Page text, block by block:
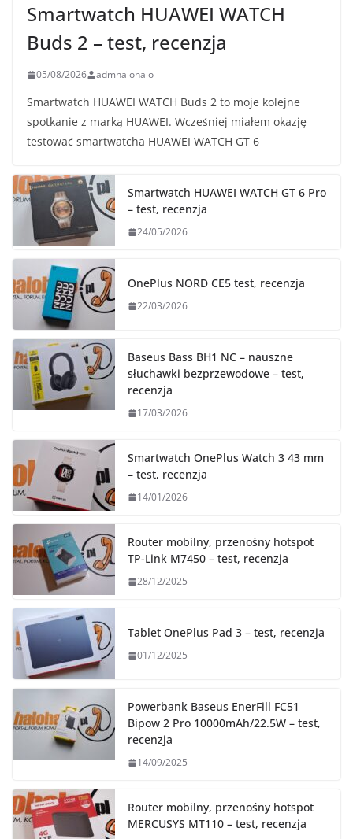
Smartwatch HUAWEI WATCH
Buds 2 – test, recenzja
05/08/2026 admhalohalo
Smartwatch HUAWEI WATCH Buds 2 to moje kolejne
spotkanie z marką HUAWEI. Wcześniej miałem okazję
testować smartwatcha HUAWEI WATCH GT 6
Smartwatch HUAWEI WATCH GT 6 Pro
– test, recenzja
24/05/2026
OnePlus NORD CE5 test, recenzja
22/03/2026
Baseus Bass BH1 NC – nauszne
słuchawki bezprzewodowe – test,
recenzja
17/03/2026
Smartwatch OnePlus Watch 3 43 mm
– test, recenzja
14/01/2026
Router mobilny, przenośny hotspot
TP-Link M7450 – test, recenzja
28/12/2025
Tablet OnePlus Pad 3 – test, recenzja
01/12/2025
Powerbank Baseus EnerFill FC51
Bipow 2 Pro 10000mAh/22.5W – test,
recenzja
14/09/2025
Router mobilny, przenośny hotspot
MERCUSYS MT110 – test, recenzja